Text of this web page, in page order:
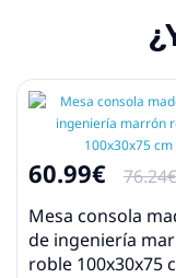
60.99€
76.24€
Mesa consola
de ingeniería
roble 100x30x75